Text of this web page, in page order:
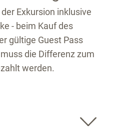
Exkursion inklusive
- beim Kauf des
gültige Guest Pass
die Differenz zum
werden.